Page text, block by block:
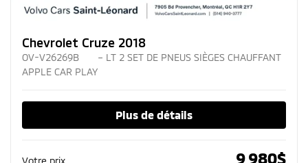
Chevrolet Cruze 2018
OV-V26269B
– LT 2 SET DE PNEUS SIÈGES CHAUFFANT
APPLE CAR PLAY
Plus de détails
9 980$